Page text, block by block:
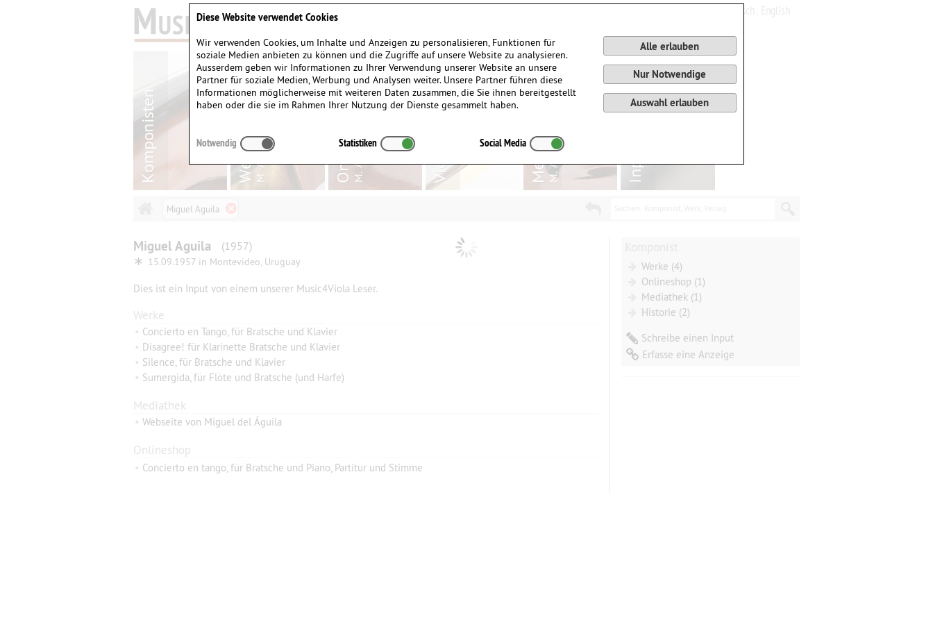
Miguel Aguila
MiguelAguila (1957)
∗ 15.09.1957 in Montevideo, Uruguay
Dies ist ein Input von einem unserer Music4Viola Leser.
Werke
• Concierto en Tango, für Bratsche und Klavier
• Disagree! für Klarinette Bratsche und Klavier
• Silence, für Bratsche und Klavier
• Sumergida, für Flöte und Bratsche (und Harfe)
Mediathek
• Webseite von Miguel del Águila
Onlineshop
• Concierto en tango, für Bratsche und Piano, Partitur und Stimme
Werke (4)
Onlineshop (1)
Mediathek (1)
Historie (2)
Schreibe einen Input
Erfasse eine Anzeige
Diese Website verwendet Cookies
Wir verwenden Cookies, um Inhalte und Anzeigen zu personalisieren, Funktionen für
soziale Medien anbieten zu können und die Zugriffe auf unsere Website zu analysieren.
Ausserdem geben wir Informationen zu Ihrer Verwendung unserer Website an unsere
Partner für soziale Medien, Werbung und Analysen weiter. Unsere Partner führen diese
Informationen möglicherweise mit weiteren Daten zusammen, die Sie ihnen bereitgestellt
haben oder die sie im Rahmen Ihrer Nutzung der Dienste gesammelt haben.
Alle erlauben
Nur Notwendige
Auswahl erlauben
Notwendig Statistiken Social Media